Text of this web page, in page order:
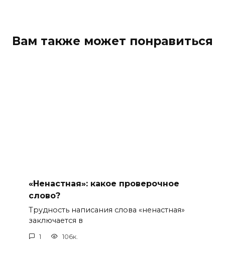
Вам также может понравиться
«Ненастная»: какое проверочное
слово?
Трудность написания слова «ненастная»
заключается в
1 106к.